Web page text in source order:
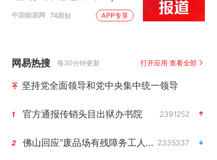
研报告
中国能源网 74跟贴 APP专享
网易热搜 每30分钟更新 打开应用 查看全部
坚持党全面领导和党中央集中统一领导
1 官方通报传销头目出狱办书院 2391252
2 佛山回应“废品场有残障务工人员” 2335337